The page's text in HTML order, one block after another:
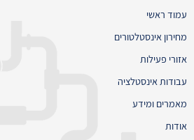
עמוד ראשי
מחירון אינסטלטורים
אזורי פעילות
עבודות אינסטלציה
מאמרים ומידע
אודות